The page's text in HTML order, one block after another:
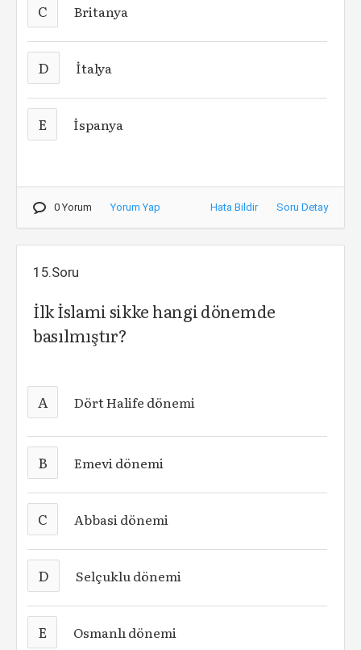
C Britanya
D İtalya
E İspanya
0 Yorum Yorum Yap Hata Bildir Soru Detay
15.Soru
İlk İslami sikke hangi dönemde
basılmıştır?
A Dört Halife dönemi
B Emevi dönemi
C Abbasi dönemi
D Selçuklu dönemi
E Osmanlı dönemi